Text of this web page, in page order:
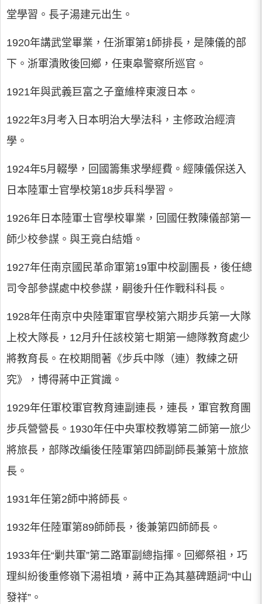
堂學習。長子湯建元出生。
1920年講武堂畢業，任浙軍第1師排長，是陳儀的部
下。浙軍潰敗後回鄉，任東皋警察所巡官。
1921年與武義巨富之子童維梓東渡日本。
1922年3月考入日本明治大學法科，主修政治經濟
學。
1924年5月輟學，回國籌集求學經費。經陳儀保送入
日本陸軍士官學校第18步兵科學習。
1926年日本陸軍士官學校畢業，回國任教陳儀部第一
師少校參謀。與王竟白結婚。
1927年任南京國民革命軍第19軍中校副團長，後任總
司令部參謀處中校參謀，嗣後升任作戰科科長。
1928年任南京中央陸軍軍官學校第六期步兵第一大隊
上校大隊長，12月升任該校第七期第一總隊教育處少
將教育長。在校期間著《步兵中隊（連）教練之研
究》，博得蔣中正賞識。
1929年任軍校軍官教育連副連長，連長，軍官教育團
步兵營營長。1930年任中央軍校教導第二師第一旅少
將旅長，部隊改編後任陸軍第四師副師長兼第十旅旅
長。
1931年任第2師中將師長。
1932年任陸軍第89師師長，後兼第四師師長。
1933年任“剿共軍”第二路軍副總指揮。回鄉祭祖，巧
理糾紛後重修嶺下湯祖墳，蔣中正為其墓碑題詞“中山
發祥”。